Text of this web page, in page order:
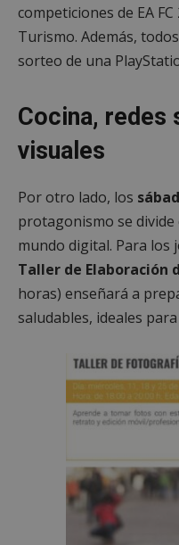
competiciones de EA
Turismo. Además,
sorteo de una
Cocina, redes
visuales
Por otro lado, los
protagonismo se
mundo digital. Para los
Taller de Elaboración
horas) enseñará a
saludables, ideales para